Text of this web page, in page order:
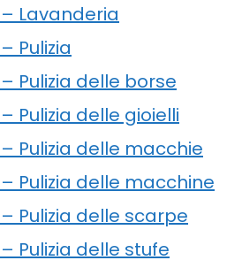
Lavanderia
Pulizia
Pulizia delle borse
Pulizia delle gioielli
Pulizia delle macchie
Pulizia delle macchine
Pulizia delle scarpe
Pulizia delle stufe